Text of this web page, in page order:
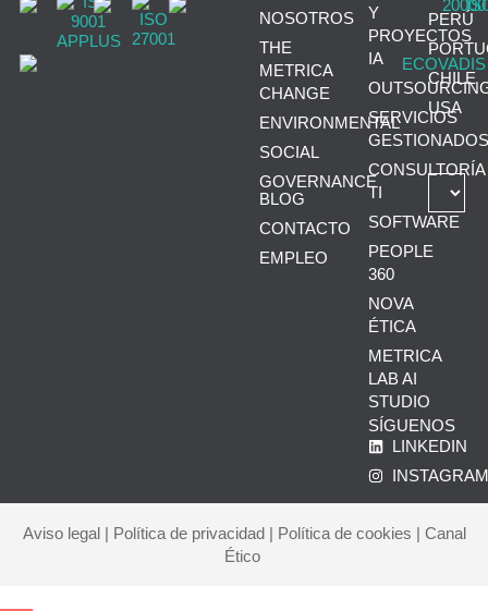
NOSOTROS
THE
METRICA
CHANGE
ENVIRONMENTAL
SOCIAL
GOVERNANCE
BLOG
CONTACTO
EMPLEO
Y
PROYECTOS
IA
SERVICIOS
GESTIONADOS
CONSULTORÍA
TI
SOFTWARE
PEOPLE
360
NOVA
ÉTICA
METRICA
LAB AI
STUDIO
SÍGUENOS
LINKEDIN
PERÚ
CHILE
USA
Aviso legal| Política de privacidad| Política de cookies | Canal
Ético